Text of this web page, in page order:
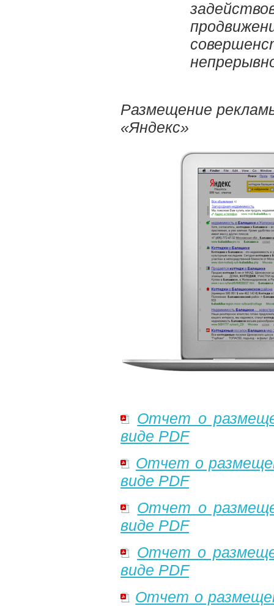
Размещение
«Яндекс»
Отчет о
виде PDF
Отчет о
виде PDF
Отчет о
виде PDF
Отчет о
виде PDF
Отчет о